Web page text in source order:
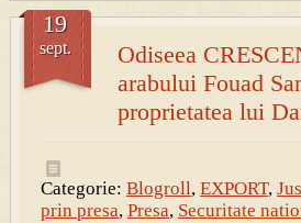
Odiseea
arabului Fouad
proprietatea lui
19
sept.
Categorie: Blogroll, EXPORT,
prin presa, Presa, Securitate